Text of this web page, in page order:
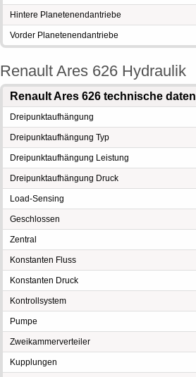
Hintere Planetenendantriebe
Vorder Planetenendantriebe
Renault Ares 626 Hydraulik
Renault Ares 626 technische daten
Dreipunktaufhängung
Dreipunktaufhängung Typ
Dreipunktaufhängung Leistung
Dreipunktaufhängung Druck
Load-Sensing
Geschlossen
Zentral
Konstanten Fluss
Konstanten Druck
Kontrollsystem
Pumpe
Zweikammerverteiler
Kupplungen